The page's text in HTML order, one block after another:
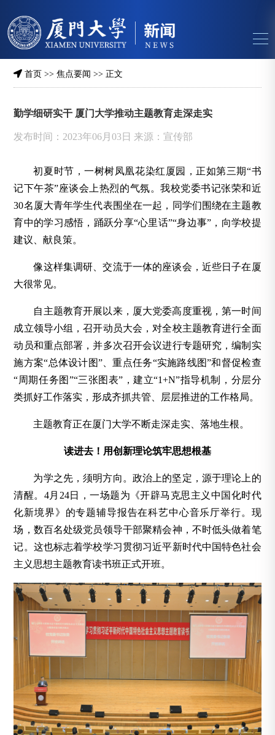
首页 >>焦点要闻 >> 正文
勤学细研实干 厦门大学推动主题教育走深走实
发布时间：2023年06月03日 来源：宣传部
初夏时节，一树树凤凰花染红厦园，正如第三期“书
记下午茶”座谈会上热烈的气氛。我校党委书记张荣和近
30名厦大青年学生代表围坐在一起，同学们围绕在主题教
育中的学习感悟，踊跃分享“心里话”“身边事”，向学校提
建议、献良策。
像这样集调研、交流于一体的座谈会，近些日子在厦
大很常见。
自主题教育开展以来，厦大党委高度重视，第一时间
成立领导小组，召开动员大会，对全校主题教育进行全面
动员和重点部署，并多次召开会议进行专题研究，编制实
施方案“总体设计图”、重点任务“实施路线图”和督促检查
“周期任务图”“三张图表”，建立“1+N”指导机制，分层分
类抓好工作落实，形成齐抓共管、层层推进的工作格局。
主题教育正在厦门大学不断走深走实、落地生根。
读进去！用创新理论筑牢思想根基
为学之先，须明方向。政治上的坚定，源于理论上的
清醒。4月24日，一场题为《开辟马克思主义中国化时代
化新境界》的专题辅导报告在科艺中心音乐厅举行。现
场，数百名处级党员领导干部聚精会神，不时低头做着笔
记。这也标志着学校学习贯彻习近平新时代中国特色社会
主义思想主题教育读书班正式开班。